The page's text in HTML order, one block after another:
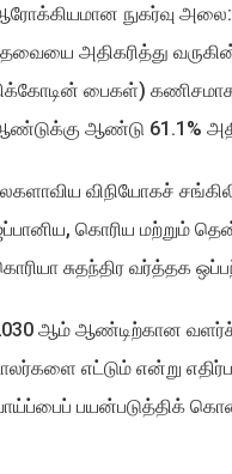
நுகர்வு அலை:
அதிகரித்து
பைகள்)
ஆண்டு 61.1%
விநியோகச்
கொரிய மற்றும்
சுதந்திர வர்த்தக
ஆம் ஆண்டிற்கான
எட்டும் என்று
பயன்படுத்திக்